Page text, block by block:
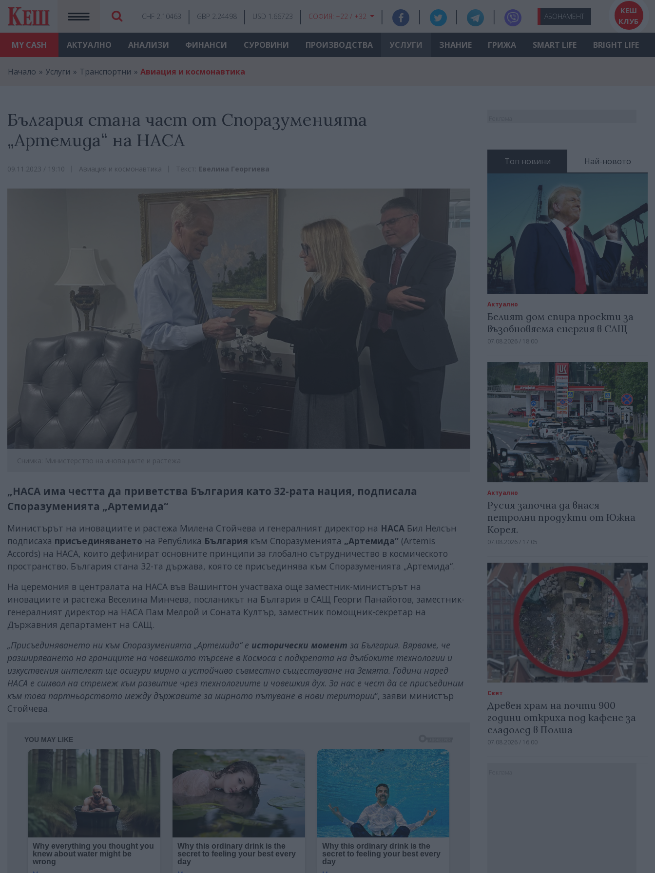
MY CASH
CHF 2.10463 GBP 2.24498 USD 1.66723 СОФИЯ: +22 / +32 АБОНАМЕНТ
КЕШ
КЛУБ
АКТУАЛНО АНАЛИЗИ ФИНАНСИ СУРОВИНИ ПРОИЗВОДСТВА УСЛУГИ ЗНАНИЕ ГРИЖА SMART LIFE BRIGHT LIFE
Начало Услуги Транспортни Авиация и космонавтика
България стана част от Споразуменията
„Артемида“ на НАСА
09.11.2023 / 19:10 Авиация и космонавтика Текст: Евелина Георгиева
Снимка: Министерство на иновациите и растежа
„НАСА има честта да приветства България като 32-рата нация, подписала
Споразуменията „Артемида“
Министърът на иновациите и растежа Милена Стойчева и генералният директор на НАСА Бил Нелсън
подписаха присъединяването на Република България към Споразуменията „Артемида“ (Artemis
Accords) на НАСА, които дефинират основните принципи за глобално сътрудничество в космическото
пространство. България стана 32-та държава, която се присъединява към Споразуменията „Артемида“.
На церемония в централата на НАСА във Вашингтон участваха още заместник-министърът на
иновациите и растежа Веселина Минчева, посланикът на България в САЩ Георги Панайотов, заместник-
генералният директор на НАСА Пам Мелрой и Соната Култър, заместник помощник-секретар на
Държавния департамент на САЩ.
„Присъединяването ни към Споразуменията „Артемида“ е исторически момент за България. Вярваме, че
разширяването на границите на човешкото търсене в Космоса с подкрепата на дълбоките технологии и
изкуствения интелект ще осигури мирно и устойчиво съвместно съществуване на Земята. Години наред
НАСА е символ на стремеж към развитие чрез технологиите и човешкия дух. За нас е чест да се присъединим
към това партньорството между държавите за мирното пътуване в нови територии“, заяви министър
Стойчева.
Топ новини Най-новото
Актуално
Белият дом спира проекти за
възобновяема енергия в САЩ
07.08.2026 / 18:00
Актуално
Русия започна да внася
петролни продукти от Южна
Корея.
07.08.2026 / 17:05
Свят
Древен храм на почти 900
години откриха под кафене за
сладолед в Полша
07.08.2026 / 16:00